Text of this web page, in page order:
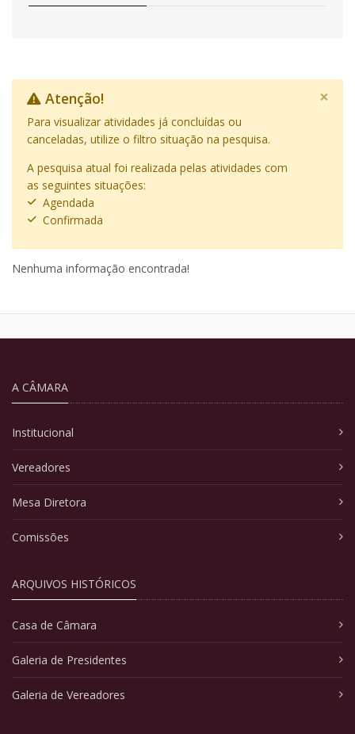
×
Atenção!
Para visualizar atividades já concluídas ou
canceladas, utilize o filtro situação na pesquisa.
A pesquisa atual foi realizada pelas atividades com
as seguintes situações:
Agendada
Confirmada
Nenhuma informação encontrada!
A CÂMARA
Institucional
Vereadores
Mesa Diretora
Comissões
ARQUIVOS HISTÓRICOS
Casa de Câmara
Galeria de Presidentes
Galeria de Vereadores